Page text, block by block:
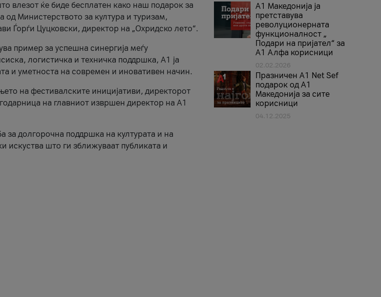
влезот ќе биде бесплатен како наш подарок за
Министерството за култура и туризам,
Ѓорѓи Цуцковски, директор на „Охридско лето“.
пример за успешна синергија меѓу
логистичка и техничка поддршка, A1 ја
и уметноста на современ и иновативен начин.
на фестивалските иницијативи, директорот
на главниот извршен директор на A1
за долгорочна поддршка на културата и на
искуства што ги зближуваат публиката и
А1 Македонија ја
претставува
револуционерната
функционалност „
Подари на пријател“ за
А1 Алфа корисници
02.02.2026
Празничен A1 Net Sеf
подарок од А1
Македонија за сите
корисници
04.12.2025